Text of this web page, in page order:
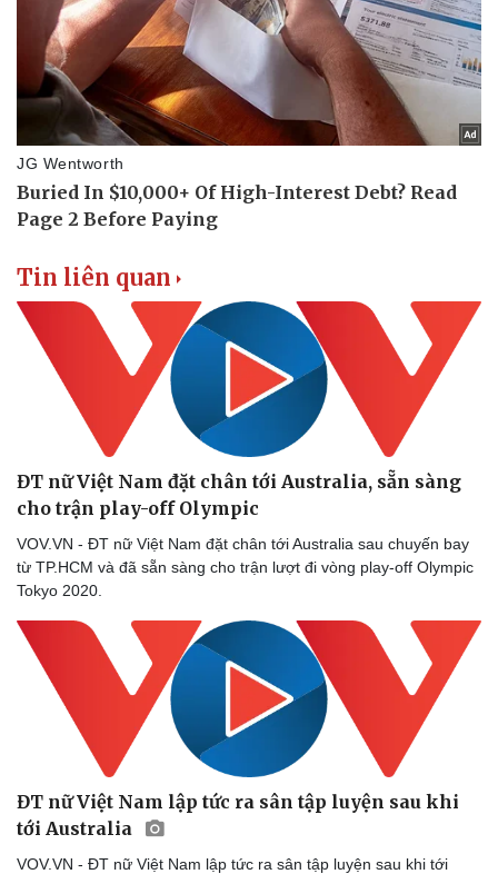
Tin liên quan
ĐT nữ Việt Nam đặt chân tới Australia, sẵn sàng
cho trận play-off Olympic
VOV.VN - ĐT nữ Việt Nam đặt chân tới Australia sau chuyến bay
từ TP.HCM và đã sẵn sàng cho trận lượt đi vòng play-off Olympic
Tokyo 2020.
ĐT nữ Việt Nam lập tức ra sân tập luyện sau khi
tới Australia
VOV.VN - ĐT nữ Việt Nam lập tức ra sân tập luyện sau khi tới